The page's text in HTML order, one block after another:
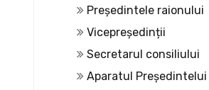
Președintele raionului
Vicepreședinții
Secretarul consiliului
Aparatul Președintelui